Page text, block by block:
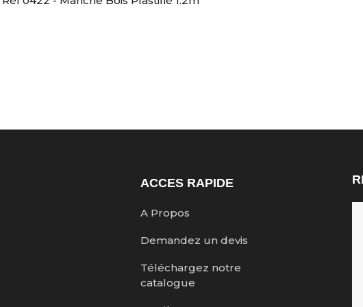
ACCES RAPIDE
A Propos
Demandez un devis
Téléchargez notre
catalogue